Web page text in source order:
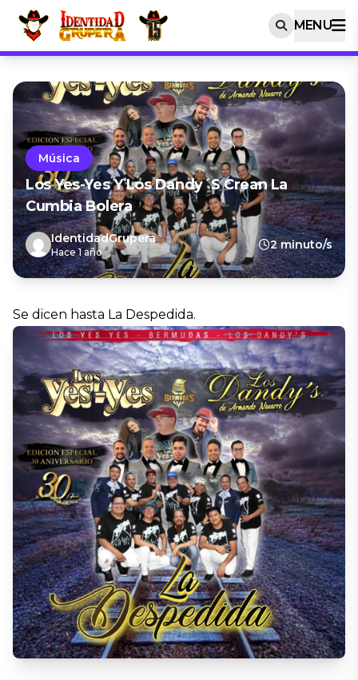
MENU
Música
Los Yes-Yes Y Los Dandy´s Crean La
Cumbia Bolera
IdentidadGrupera
Hace 1 año
2 minuto/s
Se dicen hasta La Despedida.